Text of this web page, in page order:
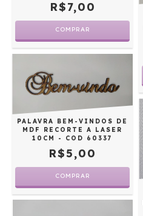
R$7,00
COMPRAR
PALAVRA BEM-VINDOS DE
MDF RECORTE A LASER
10CM - COD 60337
R$5,00
COMPRAR